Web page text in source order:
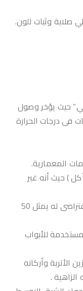
حيث يؤخر وصول
الي أخر لمدة 3 ساعات فى درجات الحرارة
المعمارية.
) حيث أنه غير
عمر أفتراضي اطول حيث أن العمر الافتراضى له يمثل 50
للأبواب
الأتربة وأركانه
الزاهية .